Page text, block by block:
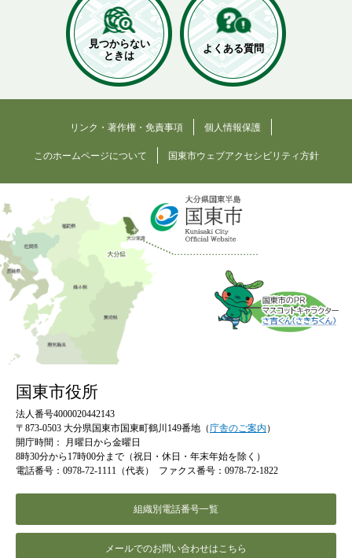
見つからない
ときは
よくある質問
リンク・著作権・免責事項 個人情報保護
このホームページについて 国東市ウェブアクセシビリティ方針
国東市役所
法人番号4000020442143
〒873-0503 大分県国東市国東町鶴川149番地（庁舎のご案内 ）
開庁時間：
月曜日から金曜日
8時30分から17時00分まで（祝日・休日・年末年始を除く）
電話番号：0978-72-1111（代表）
ファクス番号：0978-72-1822
組織別電話番号一覧
メールでのお問い合わせはこちら